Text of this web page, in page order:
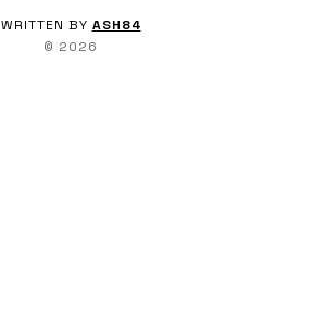
WRITTEN BY ASH84
© 2026